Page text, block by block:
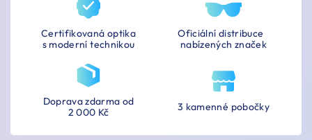
Certifikovaná optika
s moderní technikou
Oficiální distribuce
nabízených značek
3 kamenné pobočky
Doprava zdarma od
2 000 Kč